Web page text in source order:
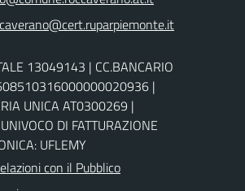
13049143 | CC.BANCARIO
|
UNICA AT0300269 |
DI FATTURAZIONE
UFLEMY
con il Pubblico